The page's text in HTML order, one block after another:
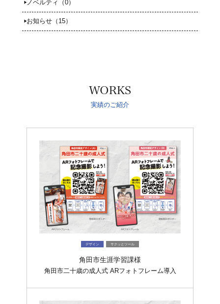
ノベルティ（0）
お知らせ（15）
WORKS
実績のご紹介
デザイン サクッとツール
角田市生涯学習課様
角田市二十歳の成人式 ARフォトフレーム導入